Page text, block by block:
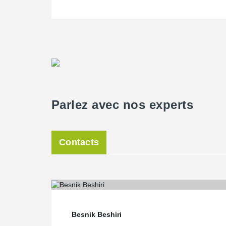
Parlez avec nos experts
Contacts
Besnik Beshiri